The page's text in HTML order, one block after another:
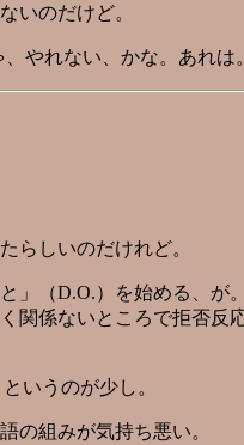
いのだけど。
やれない、かな。あれは。
らしいのだけれど。
」（D.O.）を始める、が。
関係ないところで拒否反
いうのが少し。
の組みが気持ち悪い。